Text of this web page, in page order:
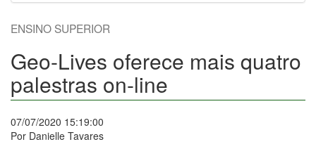
ENSINO SUPERIOR
Geo-Lives oferece mais quatro
palestras on-line
07/07/2020 15:19:00
Por Danielle Tavares